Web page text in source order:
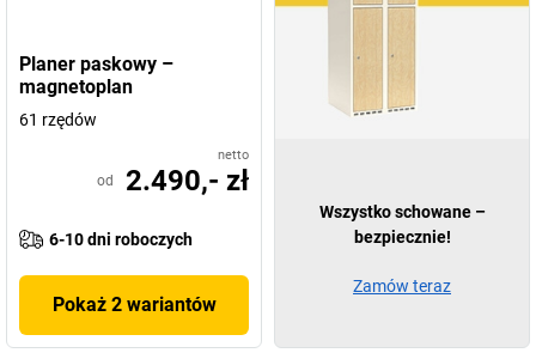
Planer paskowy –
magnetoplan
61 rzędów
netto
od 2.490,- zł
6-10 dni roboczych
Pokaż 2 wariantów
Wszystko schowane –
bezpiecznie!
Zamów teraz